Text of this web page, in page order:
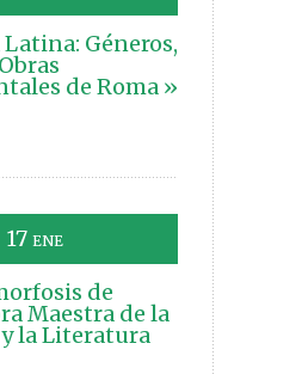
Géneros,
de Roma »
17 ENE
de
Maestra de la
la Literatura